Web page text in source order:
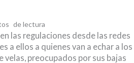
las regulaciones desde las redes
a ellos a quienes van a echar a los
velas, preocupados por sus bajas